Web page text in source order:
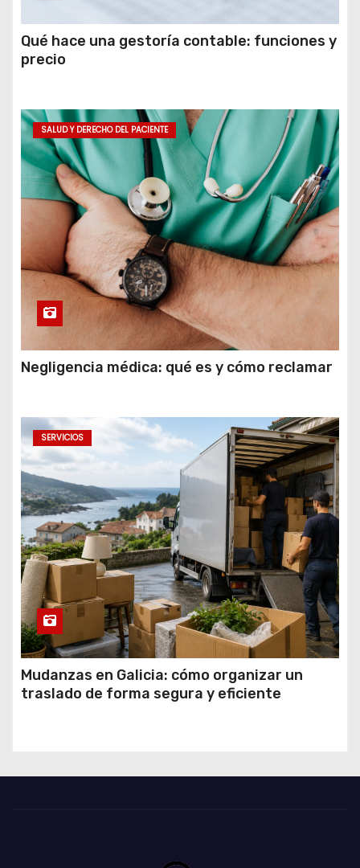
Qué hace una gestoría contable: funciones y
precio
SALUD Y DERECHO DEL PACIENTE
Negligencia médica: qué es y cómo reclamar
SERVICIOS
Mudanzas en Galicia: cómo organizar un
traslado de forma segura y eficiente